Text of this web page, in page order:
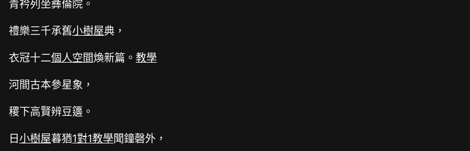
青衿列坐彝倫院。
禮樂三千承舊小樹屋典，
衣冠十二個人空間煥新篇。教學
河間古本參星象，
稷下高賢辨豆籩。
日小樹屋暮猶1對1教學聞鐘磬外，